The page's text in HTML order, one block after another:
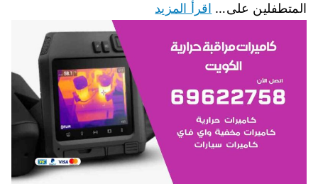
المتطفلين على… اقرأ المزيد